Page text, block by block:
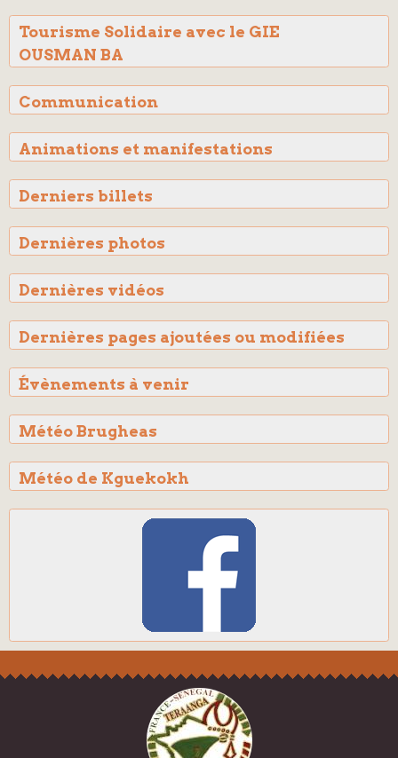
Tourisme Solidaire avec le GIE
OUSMAN BA
Communication
Animations et manifestations
Derniers billets
Dernières photos
Dernières vidéos
Dernières pages ajoutées ou modifiées
Évènements à venir
Météo Brugheas
Météo de Kguekokh